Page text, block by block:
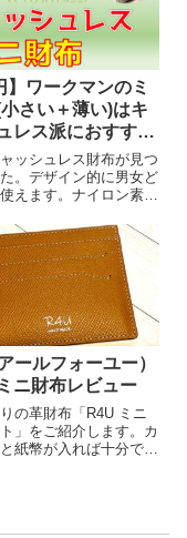
】ワークマンのミ
さい＋薄い)はキ
レス派におすす
ッシュレス財布が見つ
。デザイン的に男女ど
えます。ナイロン素材
ません（笑）。サイズ
求める理想のキャッシュ
す。小さくて薄くて現
るスペースもあって、...
ールフォーユー）
ニ財布レビュー
の革財布「R4U ミニ
」をご紹介します。カ
紙幣が入れば十分で、